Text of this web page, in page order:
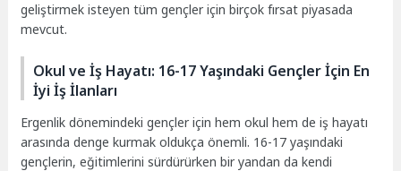
geliştirmek isteyen tüm gençler için birçok fırsat piyasada
mevcut.
Okul ve İş Hayatı: 16-17 Yaşındaki Gençler İçin En
İyi İş İlanları
Ergenlik dönemindeki gençler için hem okul hem de iş hayatı
arasında denge kurmak oldukça önemli. 16-17 yaşındaki
gençlerin, eğitimlerini sürdürürken bir yandan da kendi